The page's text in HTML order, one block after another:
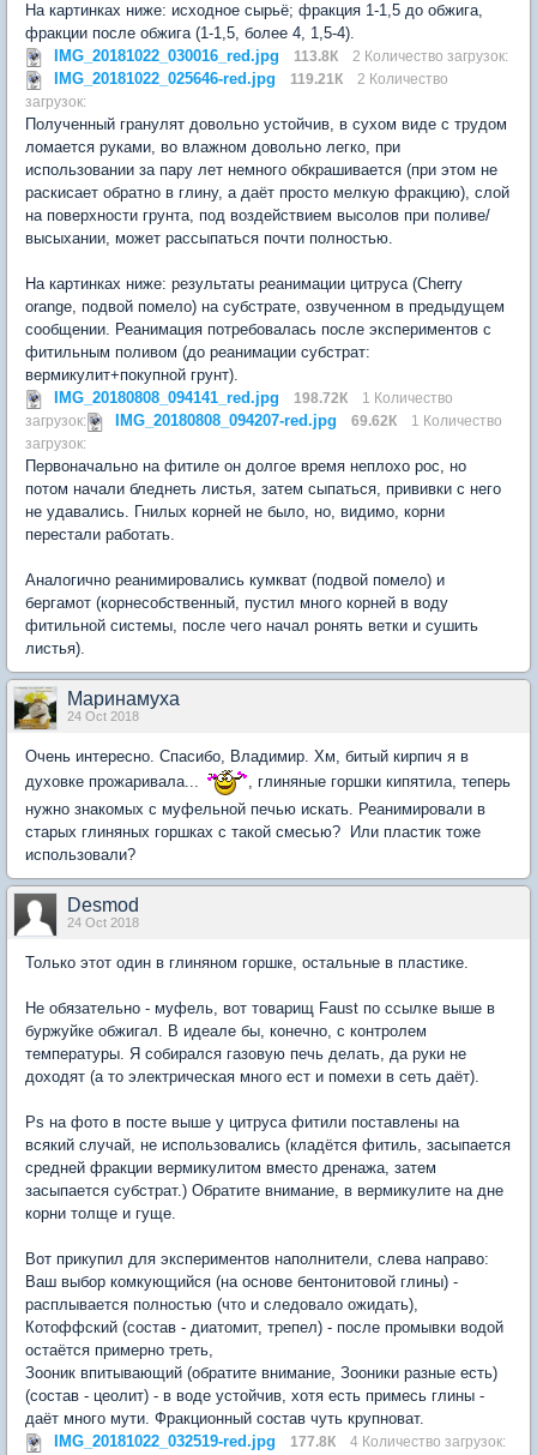
На картинках ниже: исходное сырьё; фракция 1-1,5 до обжига,
фракции после обжига (1-1,5, более 4, 1,5-4).
IMG_20181022_030016_red.jpg
113.8К 2 Количество загрузок:
IMG_20181022_025646-red.jpg 119.21К
2 Количество
загрузок:
Полученный гранулят довольно устойчив, в сухом виде с трудом
ломается руками, во влажном довольно легко, при
использовании за пару лет немного обкрашивается (при этом не
раскисает обратно в глину, а даёт просто мелкую фракцию), слой
на поверхности грунта, под воздействием высолов при поливе/
высыхании, может рассыпаться почти полностью.
На картинках ниже: результаты реанимации цитруса (Cherry
orange, подвой помело) на субстрате, озвученном в предыдущем
сообщении. Реанимация потребовалась после экспериментов с
фитильным поливом (до реанимации субстрат:
вермикулит+покупной грунт).
IMG_20180808_094141_red.jpg
198.72К
1 Количество
загрузок:
IMG_20180808_094207-red.jpg 69.62К
1 Количество
загрузок:
Первоначально на фитиле он долгое время неплохо рос, но
потом начали бледнеть листья, затем сыпаться, прививки с него
не удавались. Гнилых корней не было, но, видимо, корни
перестали работать.
Аналогично реанимировались кумкват (подвой помело) и
бергамот (корнесобственный, пустил много корней в воду
фитильной системы, после чего начал ронять ветки и сушить
листья).
Маринамуха
24 Oct 2018
Очень интересно. Спасибо, Владимир. Хм, битый кирпич я в
духовке прожаривала...
, глиняные горшки кипятила, теперь
нужно знакомых с муфельной печью искать. Реанимировали в
старых глиняных горшках с такой смесью? Или пластик тоже
использовали?
Desmod
24 Oct 2018
Только этот один в глиняном горшке, остальные в пластике.
Не обязательно - муфель, вот товарищ Faust по ссылке выше в
буржуйке обжигал. В идеале бы, конечно, с контролем
температуры. Я собирался газовую печь делать, да руки не
доходят (а то электрическая много ест и помехи в сеть даёт).
Ps на фото в посте выше у цитруса фитили поставлены на
всякий случай, не использовались (кладётся фитиль, засыпается
средней фракции вермикулитом вместо дренажа, затем
засыпается субстрат.) Обратите внимание, в вермикулите на дне
корни толще и гуще.
Вот прикупил для экспериментов наполнители, слева направо:
Ваш выбор комкующийся (на основе бентонитовой глины) -
расплывается полностью (что и следовало ожидать),
Котоффский (состав - диатомит, трепел) - после промывки водой
остаётся примерно треть,
Зооник впитывающий (обратите внимание, Зооники разные есть)
(состав - цеолит) - в воде устойчив, хотя есть примесь глины -
даёт много мути. Фракционный состав чуть крупноват.
IMG_20181022_032519-red.jpg
177.8К 4 Количество загрузок: